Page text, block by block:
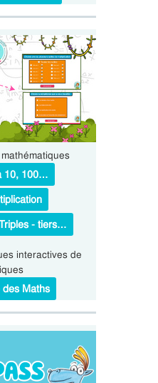
10, 100…
- tiers…
interactives de
Maths